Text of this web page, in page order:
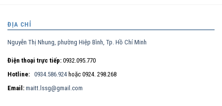
ĐỊA CHỈ
Nguyễn Thị Nhung, phường Hiệp Bình, Tp. Hồ Chí Minh
Điện thoại trực tiếp: 0932.095.770
Hotline: 0934.586.924 hoặc 0924. 298.268
Email: maitt.lssg@gmail.com